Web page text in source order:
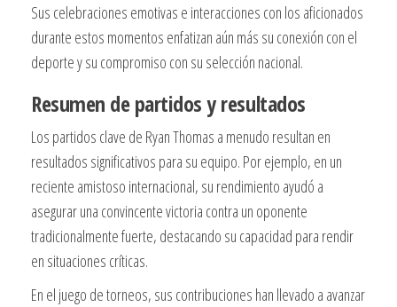
Sus celebraciones emotivas e interacciones con los aficionados
durante estos momentos enfatizan aún más su conexión con el
deporte y su compromiso con su selección nacional.
Resumen de partidos y resultados
Los partidos clave de Ryan Thomas a menudo resultan en
resultados significativos para su equipo. Por ejemplo, en un
reciente amistoso internacional, su rendimiento ayudó a
asegurar una convincente victoria contra un oponente
tradicionalmente fuerte, destacando su capacidad para rendir
en situaciones críticas.
En el juego de torneos, sus contribuciones han llevado a avanzar